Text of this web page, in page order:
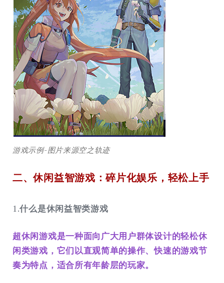
游戏示例-图片来源空之轨迹
二、休闲益智游戏：碎片化娱乐，轻松上手
1.什么是休闲益智类游戏
超休闲游戏是一种面向广大用户群体设计的轻松休
闲类游戏，它们以直观简单的操作、快速的游戏节
奏为特点，适合所有年龄层的玩家。